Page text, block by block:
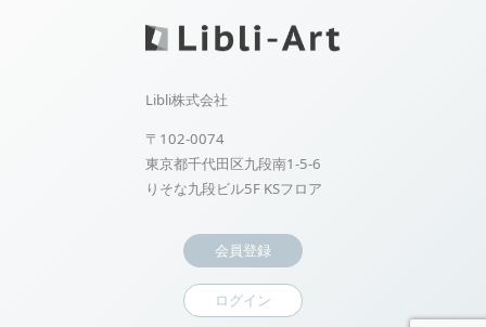
Libli株式会社
〒102-0074
東京都千代田区九段南1-5-6
りそな九段ビル5F KSフロア
会員登録
ログイン